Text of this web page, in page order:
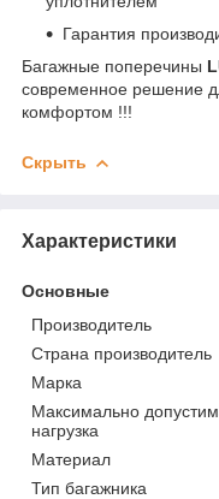
Гарантия
Багажные поперечины
современное решение
комфортом !!!
Скрыть
Характеристики
Основные
Производитель
Страна производитель
Марка
Максимально
нагрузка
Материал
Тип багажника